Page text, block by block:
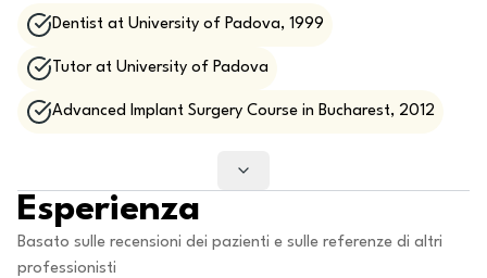
Dentist at University of Padova, 1999
Tutor at University of Padova
Advanced Implant Surgery Course in Bucharest, 2012
Esperienza
Basato sulle recensioni dei pazienti e sulle referenze di altri
professionisti